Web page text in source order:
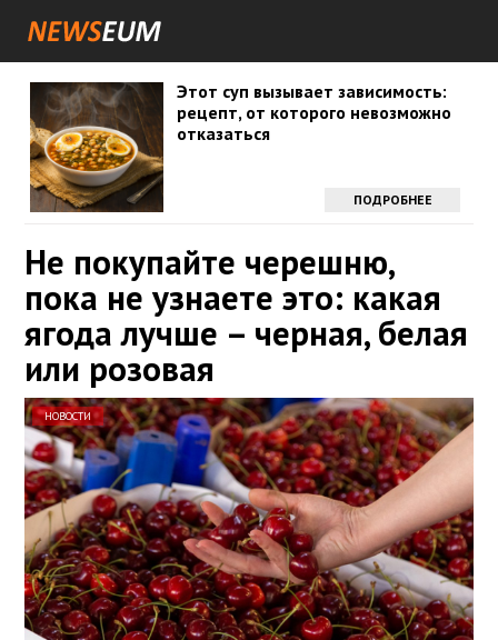
Этот суп вызывает зависимость:
рецепт, от которого невозможно
отказаться
ПОДРОБНЕЕ
Не покупайте черешню,
пока не узнаете это: какая
ягода лучше – черная, белая
или розовая
НОВОСТИ